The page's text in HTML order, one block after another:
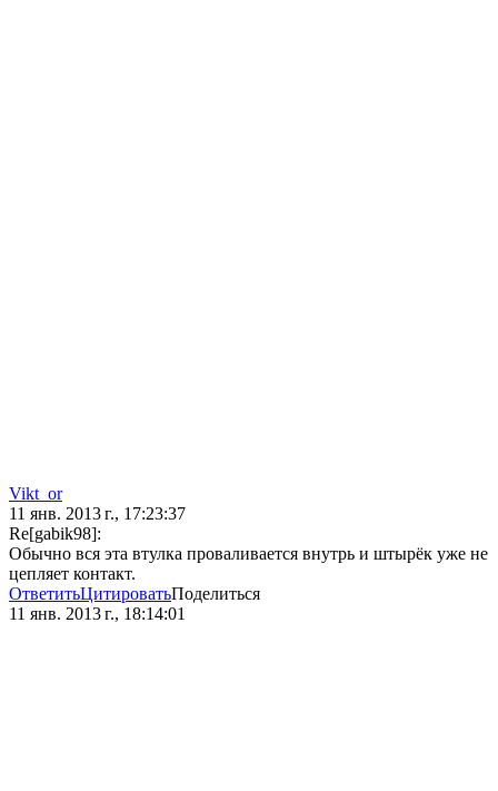
Vikt_or
11 янв. 2013 г., 17:23:37
Re[gabik98]:
Обычно вся эта втулка проваливается внутрь и штырёк уже не
цепляет контакт.
ОтветитьЦитироватьПоделиться
11 янв. 2013 г., 18:14:01